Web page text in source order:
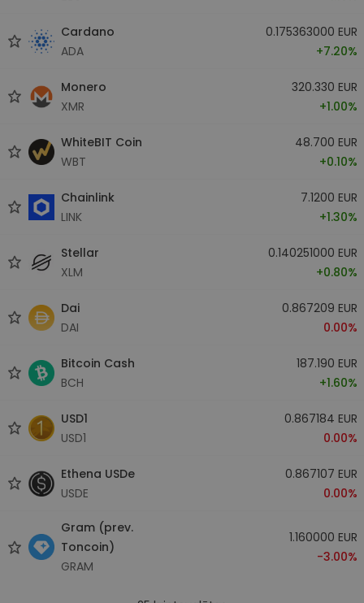
Cardano
ADA
0.175363000 EUR
+7.20%
Monero
XMR
320.330 EUR
+1.00%
WhiteBIT Coin
WBT
48.700 EUR
+0.10%
Chainlink
LINK
7.1200 EUR
+1.30%
Stellar
XLM
0.140251000 EUR
+0.80%
Dai
DAI
0.867209 EUR
0.00%
Bitcoin Cash
BCH
187.190 EUR
+1.60%
USD1
USD1
0.867184 EUR
0.00%
Ethena USDe
USDE
0.867107 EUR
0.00%
Gram (prev.
Toncoin)
GRAM
1.160000 EUR
-3.00%